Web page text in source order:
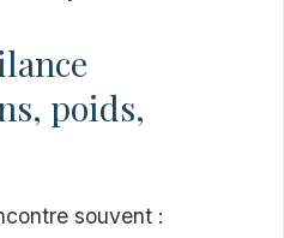
poids,
souvent :